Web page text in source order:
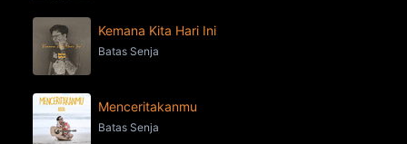
Kemana Kita Hari Ini
Batas Senja
Menceritakanmu
Batas Senja